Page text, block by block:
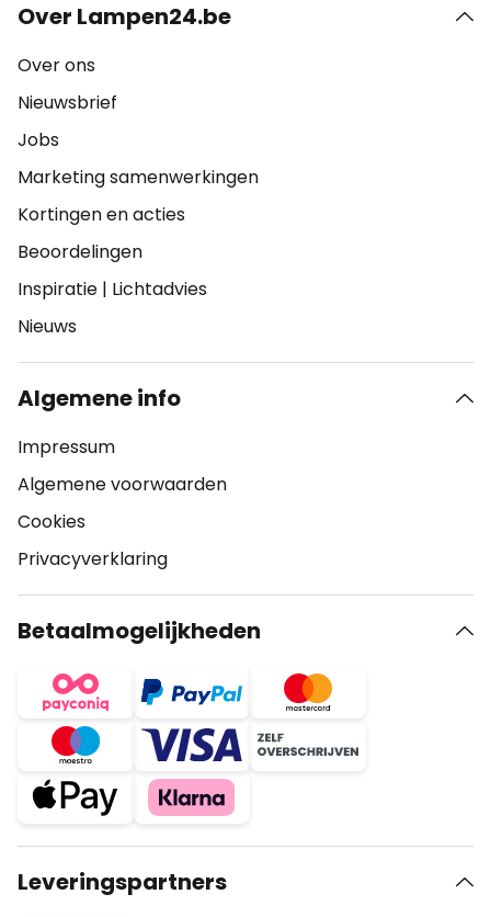
Over Lampen24.be
Over ons
Nieuwsbrief
Jobs
Marketing samenwerkingen
Kortingen en acties
Beoordelingen
Inspiratie | Lichtadvies
Nieuws
Algemene info
Impressum
Algemene voorwaarden
Cookies
Privacyverklaring
Betaalmogelijkheden
Leveringspartners